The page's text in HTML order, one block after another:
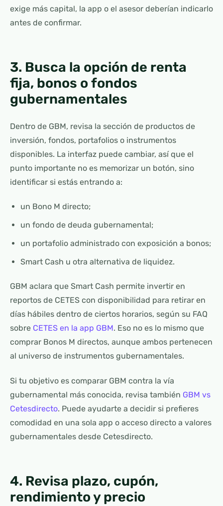
exige más capital, la app o el asesor deberían indicarlo
antes de confirmar.
3. Busca la opción de renta
fija, bonos o fondos
gubernamentales
Dentro de GBM, revisa la sección de productos de
inversión, fondos, portafolios o instrumentos
disponibles. La interfaz puede cambiar, así que el
punto importante no es memorizar un botón, sino
identificar si estás entrando a:
un Bono M directo;
un fondo de deuda gubernamental;
un portafolio administrado con exposición a bonos;
Smart Cash u otra alternativa de liquidez.
GBM aclara que Smart Cash permite invertir en
reportos de CETES con disponibilidad para retirar en
días hábiles dentro de ciertos horarios, según su FAQ
sobre CETES en la app GBM. Eso no es lo mismo que
comprar Bonos M directos, aunque ambos pertenecen
al universo de instrumentos gubernamentales.
Si tu objetivo es comparar GBM contra la vía
gubernamental más conocida, revisa también GBM vs
Cetesdirecto. Puede ayudarte a decidir si prefieres
comodidad en una sola app o acceso directo a valores
gubernamentales desde Cetesdirecto.
4. Revisa plazo, cupón,
rendimiento y precio